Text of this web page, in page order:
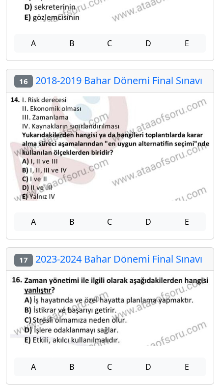
A B C D E
16 2018-2019 Bahar Dönemi Final Sınavı
A B C D E
17 2023-2024 Bahar Dönemi Final Sınavı
A B C D E